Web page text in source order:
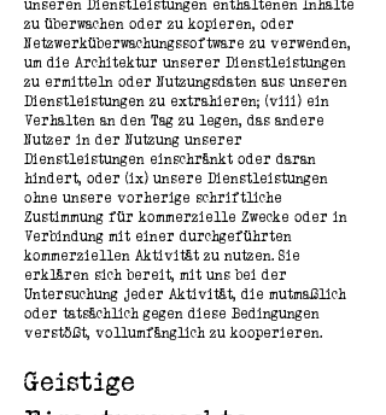
unseren Dienstleistungen enthaltenen Inhalte
zu überwachen oder zu kopieren, oder
Netzwerküberwachungssoftware zu verwenden,
um die Architektur unserer Dienstleistungen
zu ermitteln oder Nutzungsdaten aus unseren
Dienstleistungen zu extrahieren; (viii) ein
Verhalten an den Tag zu legen, das andere
Nutzer in der Nutzung unserer
Dienstleistungen einschränkt oder daran
hindert, oder (ix) unsere Dienstleistungen
ohne unsere vorherige schriftliche
Zustimmung für kommerzielle Zwecke oder in
Verbindung mit einer durchgeführten
kommerziellen Aktivität zu nutzen. Sie
erklären sich bereit, mit uns bei der
Untersuchung jeder Aktivität, die mutmaßlich
oder tatsächlich gegen diese Bedingungen
verstößt, vollumfänglich zu kooperieren.
Geistige